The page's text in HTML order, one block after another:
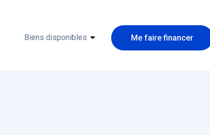
Biens disponibles Me faire financer